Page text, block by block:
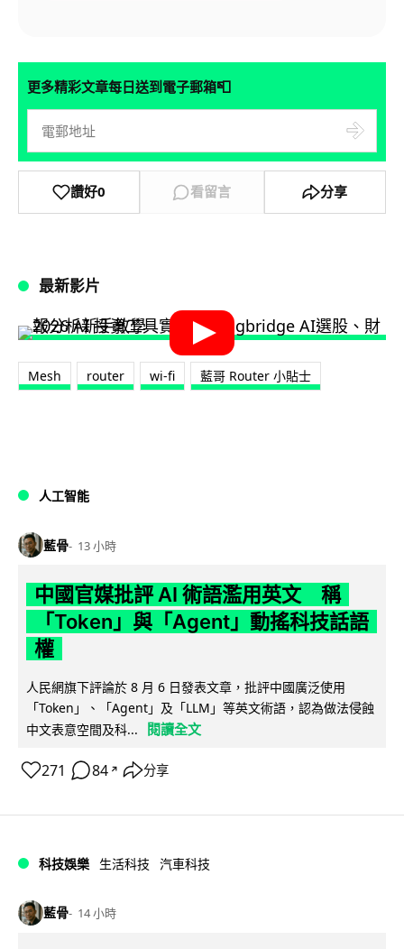
更多精彩文章每日送到電子郵箱📮
讚好0 看留言 分享
最新影片
Mesh router wi-fi 藍哥 Router 小貼士
人工智能
藍骨 13 小時
中國官媒批評 AI 術語濫用英文 稱
「Token」與「Agent」動搖科技話語
權
人民網旗下評論於 8 月 6 日發表文章，批評中國廣泛使用
「Token」、「Agent」及「LLM」等英文術語，認為做法侵蝕
中文表意空間及科...
閱讀全文
271 84 ↗ 分享
科技娛樂 生活科技 汽車科技
藍骨 14 小時